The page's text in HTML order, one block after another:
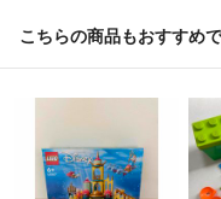
匿名配送増やしてます！
レゴlego は正規品のみ取
当方禁煙、かつ ペットは
出品がおいついていない
ください。
こちらの商品もおすすめ